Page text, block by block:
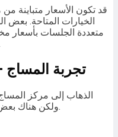
قد تكون الأسعار متباينة
الخيارات المتاحة.
متعددة الجلسات بأسعار
تجربة المساج
الذهاب إلى مركز
ولكن هناك بعض الأمور التي يجب أن تعرفها قبل البدء.